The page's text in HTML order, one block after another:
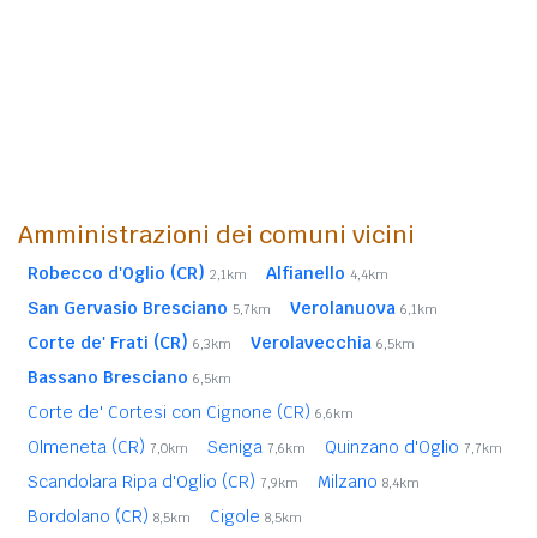
Amministrazioni dei comuni vicini
Robecco d'Oglio (CR) 2,1km Alfianello 4,4km
San Gervasio Bresciano 5,7km Verolanuova 6,1km
Corte de' Frati (CR) 6,3km Verolavecchia 6,5km
Bassano Bresciano 6,5km
Corte de' Cortesi con Cignone (CR) 6,6km
Olmeneta (CR) 7,0km Seniga 7,6km Quinzano d'Oglio 7,7km
Scandolara Ripa d'Oglio (CR) 7,9km Milzano 8,4km
Bordolano (CR) 8,5km Cigole 8,5km